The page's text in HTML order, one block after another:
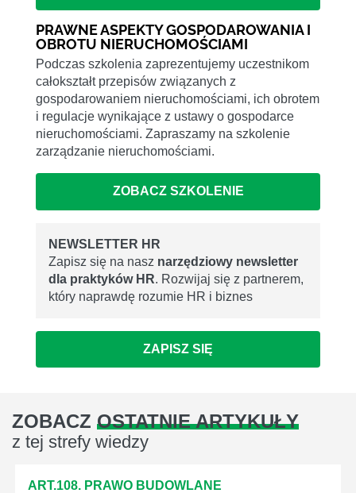
PRAWNE ASPEKTY GOSPODAROWANIA I
OBROTU NIERUCHOMOŚCIAMI
Podczas szkolenia zaprezentujemy uczestnikom
całokształt przepisów związanych z
gospodarowaniem nieruchomościami, ich obrotem
i regulacje wynikające z ustawy o gospodarce
nieruchomościami. Zapraszamy na szkolenie
zarządzanie nieruchomościami.
ZOBACZ SZKOLENIE
NEWSLETTER HR
Zapisz się na nasz narzędziowy newsletter
dla praktyków HR. Rozwijaj się z partnerem,
który naprawdę rozumie HR i biznes
ZAPISZ SIĘ
ZOBACZ OSTATNIE ARTYKUŁY
z tej strefy wiedzy
ART.108. PRAWO BUDOWLANE